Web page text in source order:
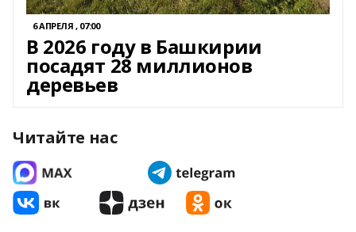
6 АПРЕЛЯ , 07:00
В 2026 году в Башкирии
посадят 28 миллионов
деревьев
Читайте нас